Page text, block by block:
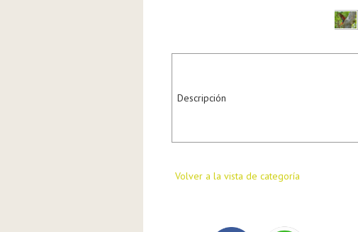
Descripción
Volver a la vista de categoría